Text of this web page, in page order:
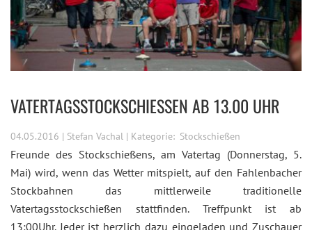
VATERTAGSSTOCKSCHIESSEN AB 13.00 UHR
04.05.2016 | Stefan Vachal | Kategorie: Stockschießen
Freunde des Stockschießens, am Vatertag (Donnerstag, 5.
Mai) wird, wenn das Wetter mitspielt, auf den Fahlenbacher
Stockbahnen das mittlerweile traditionelle
Vatertagsstockschießen stattfinden. Treffpunkt ist ab
13:00Uhr. Jeder ist herzlich dazu eingeladen und Zuschauer